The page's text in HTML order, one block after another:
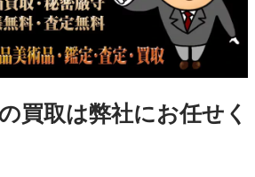
買取は弊社にお任せく